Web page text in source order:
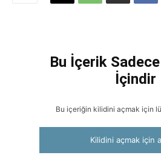
Bu İçerik
İçindir
Bu içeriğin kilidini açmak için
Kilidini açmak için